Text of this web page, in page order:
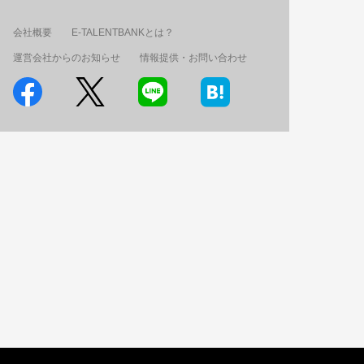
会社概要 E-TALENTBANKとは？
運営会社からのお知らせ 情報提供・お問い合わせ